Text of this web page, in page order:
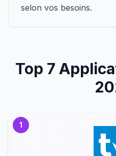
selon vos besoins.
Top 7
1